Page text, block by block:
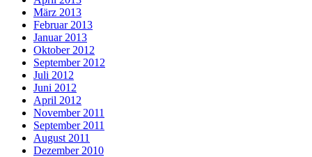
März 2013
Februar 2013
Januar 2013
Oktober 2012
September 2012
Juli 2012
Juni 2012
April 2012
November 2011
September 2011
August 2011
Dezember 2010